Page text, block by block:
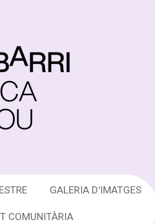
GALERIA D'IMATGES
COMUNITÀRIA